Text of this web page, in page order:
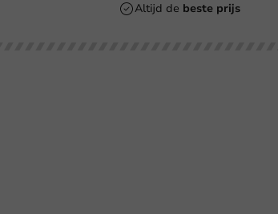
Altijd de beste prijs